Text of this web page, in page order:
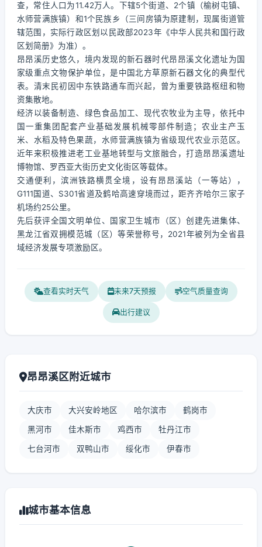
查，常住人口为11.42万人。下辖5个街道、2个镇（榆树屯镇、
水师营满族镇）和1个民族乡（三间房镇为原建制，现属街道管
辖范围，实际行政区划以民政部2023年《中华人民共和国行政
区划简册》为准）。
昂昂溪历史悠久，境内发现的新石器时代昂昂溪文化遗址为国
家级重点文物保护单位，是中国北方草原新石器文化的典型代
表。清末民初因中东铁路通车而兴起，曾为重要铁路枢纽和物
资集散地。
经济以装备制造、绿色食品加工、现代农牧业为主导，依托中
国一重集团配套产业基础发展机械零部件制造；农业主产玉
米、水稻及特色果蔬，水师营满族镇为省级现代农业示范区。
近年来积极推进老工业基地转型与文旅融合，打造昂昂溪遗址
博物馆、罗西亚大街历史文化街区等载体。
交通便利，滨洲铁路横贯全境，设有昂昂溪站（一等站），
G111国道、S301省道及鹤哈高速穿境而过，距齐齐哈尔三家子
机场约25公里。
先后获评全国文明单位、国家卫生城市（区）创建先进集体、
黑龙江省双拥模范城（区）等荣誉称号，2021年被列为全省县
域经济发展专项激励区。
查看实时天气 未来7天预报 空气质量查询
出行建议
昂昂溪区附近城市
大庆市 大兴安岭地区 哈尔滨市 鹤岗市
黑河市 佳木斯市 鸡西市 牡丹江市
七台河市 双鸭山市 绥化市 伊春市
城市基本信息